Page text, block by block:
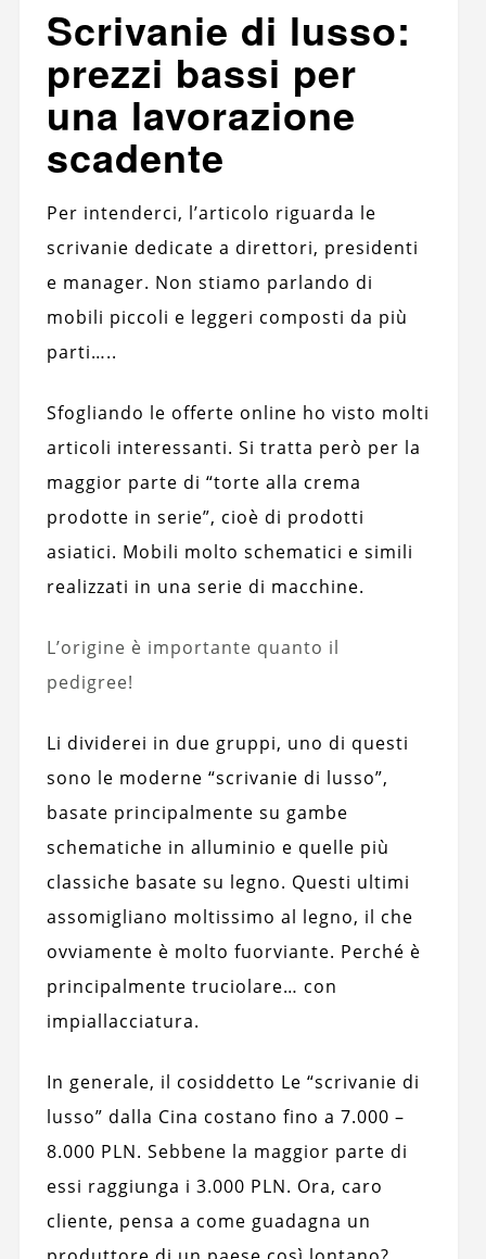
Scrivanie di lusso:
prezzi bassi per
una lavorazione
scadente
Per intenderci, l’articolo riguarda le
scrivanie dedicate a direttori, presidenti
e manager. Non stiamo parlando di
mobili piccoli e leggeri composti da più
parti…..
Sfogliando le offerte online ho visto molti
articoli interessanti. Si tratta però per la
maggior parte di “torte alla crema
prodotte in serie”, cioè di prodotti
asiatici. Mobili molto schematici e simili
realizzati in una serie di macchine.
L’origine è importante quanto il
pedigree!
Li dividerei in due gruppi, uno di questi
sono le moderne “scrivanie di lusso”,
basate principalmente su gambe
schematiche in alluminio e quelle più
classiche basate su legno. Questi ultimi
assomigliano moltissimo al legno, il che
ovviamente è molto fuorviante. Perché è
principalmente truciolare… con
impiallacciatura.
In generale, il cosiddetto Le “scrivanie di
lusso” dalla Cina costano fino a 7.000 –
8.000 PLN. Sebbene la maggior parte di
essi raggiunga i 3.000 PLN. Ora, caro
cliente, pensa a come guadagna un